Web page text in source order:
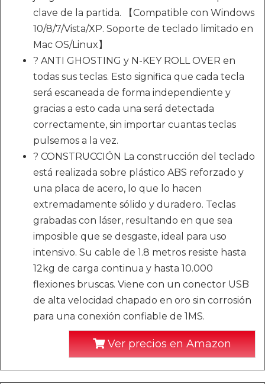
clave de la partida. 【Compatible con Windows
10/8/7/Vista/XP. Soporte de teclado limitado en
Mac OS/Linux】
? ANTI GHOSTING y N-KEY ROLL OVER en
todas sus teclas. Esto significa que cada tecla
será escaneada de forma independiente y
gracias a esto cada una será detectada
correctamente, sin importar cuantas teclas
pulsemos a la vez.
? CONSTRUCCIÓN La construcción del teclado
está realizada sobre plástico ABS reforzado y
una placa de acero, lo que lo hacen
extremadamente sólido y duradero. Teclas
grabadas con láser, resultando en que sea
imposible que se desgaste, ideal para uso
intensivo. Su cable de 1.8 metros resiste hasta
12kg de carga continua y hasta 10.000
flexiones bruscas. Viene con un conector USB
de alta velocidad chapado en oro sin corrosión
para una conexión confiable de 1MS.
Ver precios en Amazon